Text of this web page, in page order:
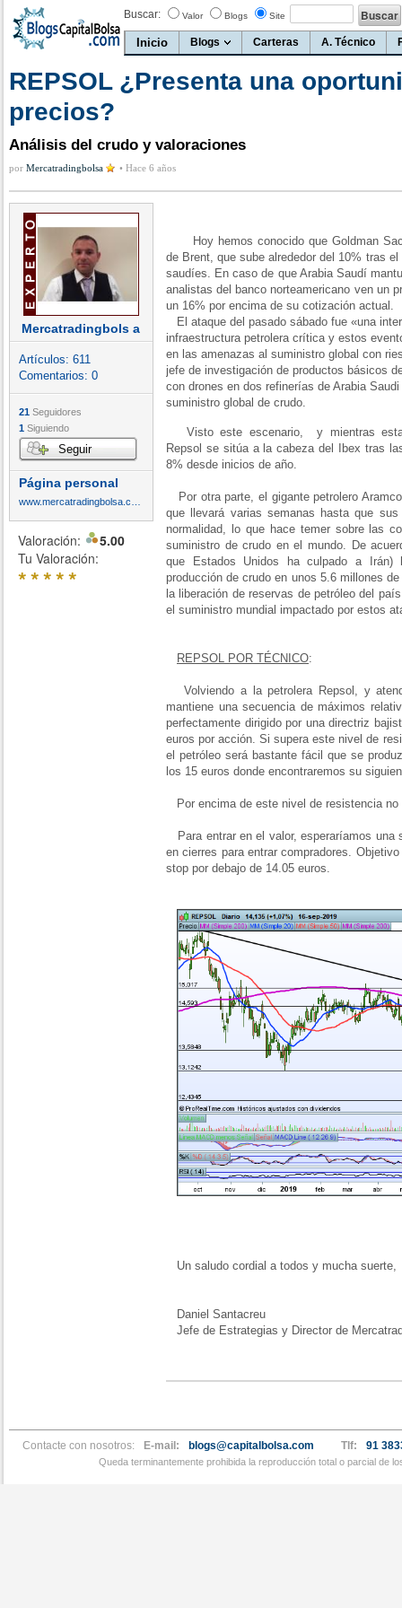
Buscar: Valor Blogs Site
Inicio Blogs Carteras A. Técnico
REPSOL ¿Presenta una
precios?
Análisis del crudo y valoraciones
por Mercatradingbolsa • Hace 6 años
Mercatradingbols a
Artículos: 611
Comentarios: 0
21 Seguidores
1 Siguiendo
Seguir
Página personal
Valoración:
5.00
Tu Valoración:
*****
Hoy hemos conocido que Goldman
de Brent, que sube alrededor del 10% tras
saudíes. En caso de que Arabia Saudí
analistas del banco norteamericano ven un
un 16% por encima de su cotización actual.
El ataque del pasado sábado fue «una
infraestructura petrolera crítica y estos
en las amenazas al suministro global con
jefe de investigación de productos básicos
con drones en dos refinerías de Arabia
suministro global de crudo.
Visto este escenario, y mientras
Repsol se sitúa a la cabeza del Ibex tras
8% desde inicios de año.
Por otra parte, el gigante petrolero
que llevará varias semanas hasta que
normalidad, lo que hace temer sobre las
suministro de crudo en el mundo. De
que Estados Unidos ha culpado a Irán)
producción de crudo en unos 5.6 millones
la liberación de reservas de petróleo del
el suministro mundial impactado por estos
REPSOL POR TÉCNICO:
Volviendo a la petrolera Repsol, y
mantiene una secuencia de máximos
perfectamente dirigido por una directriz
euros por acción. Si supera este nivel de
el petróleo será bastante fácil que se
los 15 euros donde encontraremos su
Por encima de este nivel de resistencia
Para entrar en el valor, esperaríamos una
en cierres para entrar compradores.
stop por debajo de 14.05 euros.
Un saludo cordial a todos y mucha suerte,
Daniel Santacreu
Jefe de Estrategias y Director de
Contacte con nosotros: E-mail: blogs@capitalbolsa.com Tlf: 91
Queda terminantemente prohibida la reproducción total o parcial de